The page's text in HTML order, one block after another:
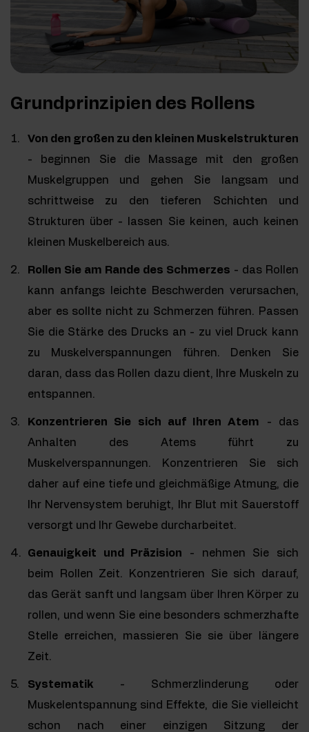
Grundprinzipien des Rollens
Von den großen zu den kleinen Muskelstrukturen
- beginnen Sie die Massage mit den großen
Muskelgruppen und gehen Sie langsam und
schrittweise zu den tieferen Schichten und
Strukturen über - lassen Sie keinen, auch keinen
kleinen Muskelbereich aus.
Rollen Sie am Rande des Schmerzes - das Rollen
kann anfangs leichte Beschwerden verursachen,
aber es sollte nicht zu Schmerzen führen. Passen
Sie die Stärke des Drucks an - zu viel Druck kann
zu Muskelverspannungen führen. Denken Sie
daran, dass das Rollen dazu dient, Ihre Muskeln zu
entspannen.
Konzentrieren Sie sich auf Ihren Atem - das
Anhalten des Atems führt zu
Muskelverspannungen. Konzentrieren Sie sich
daher auf eine tiefe und gleichmäßige Atmung, die
Ihr Nervensystem beruhigt, Ihr Blut mit Sauerstoff
versorgt und Ihr Gewebe durcharbeitet.
Genauigkeit und Präzision - nehmen Sie sich
beim Rollen Zeit. Konzentrieren Sie sich darauf,
das Gerät sanft und langsam über Ihren Körper zu
rollen, und wenn Sie eine besonders schmerzhafte
Stelle erreichen, massieren Sie sie über längere
Zeit.
Systematik - Schmerzlinderung oder
Muskelentspannung sind Effekte, die Sie vielleicht
schon nach einer einzigen Sitzung der